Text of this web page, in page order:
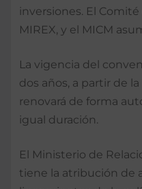
inversiones. El
MIREX, y el MICM
La vigencia del
dos años, a partir de
renovará de forma
igual duración.
El Ministerio de
tiene la atribución de